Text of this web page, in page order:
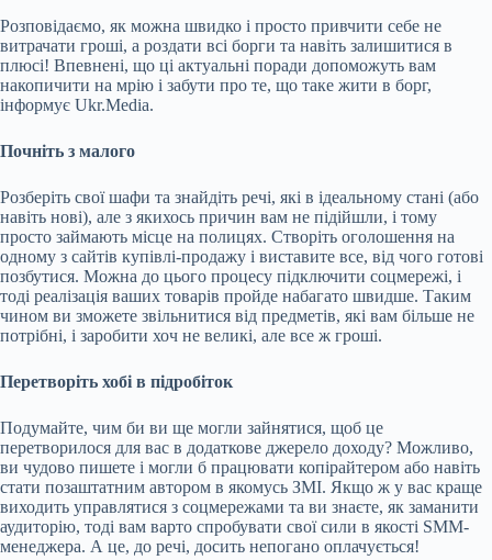
Розповідаємо, як можна швидко і просто привчити себе не
витрачати гроші, а роздати всі борги та навіть залишитися в
плюсі! Впевнені, що ці актуальні поради допоможуть вам
накопичити на мрію і забути про те, що таке жити в борг,
інформує Ukr.Media.
Почніть з малого
Розберіть свої шафи та знайдіть речі, які в ідеальному стані (або
навіть нові), але з якихось причин вам не підійшли, і тому
просто займають місце на полицях. Створіть оголошення на
одному з сайтів купівлі-продажу і виставите все, від чого готові
позбутися. Можна до цього процесу підключити соцмережі, і
тоді реалізація ваших товарів пройде набагато швидше. Таким
чином ви зможете звільнитися від предметів, які вам більше не
потрібні, і заробити хоч не великі, але все ж гроші.
Перетворіть хобі в підробіток
Подумайте, чим би ви ще могли зайнятися, щоб це
перетворилося для вас в додаткове джерело доходу? Можливо,
ви чудово пишете і могли б працювати копірайтером або навіть
стати позаштатним автором в якомусь ЗМІ. Якщо ж у вас краще
виходить управлятися з соцмережами та ви знаєте, як заманити
аудиторію, тоді вам варто спробувати свої сили в якості SMM-
менеджера. А це, до речі, досить непогано оплачується!